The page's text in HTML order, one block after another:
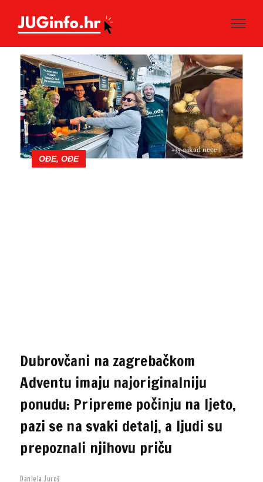
OĐE, OĐE
Dubrovčani na zagrebačkom
Adventu imaju najoriginalniju
ponudu: Pripreme počinju na ljeto,
pazi se na svaki detalj, a ljudi su
prepoznali njihovu priču
Daniela Juroš